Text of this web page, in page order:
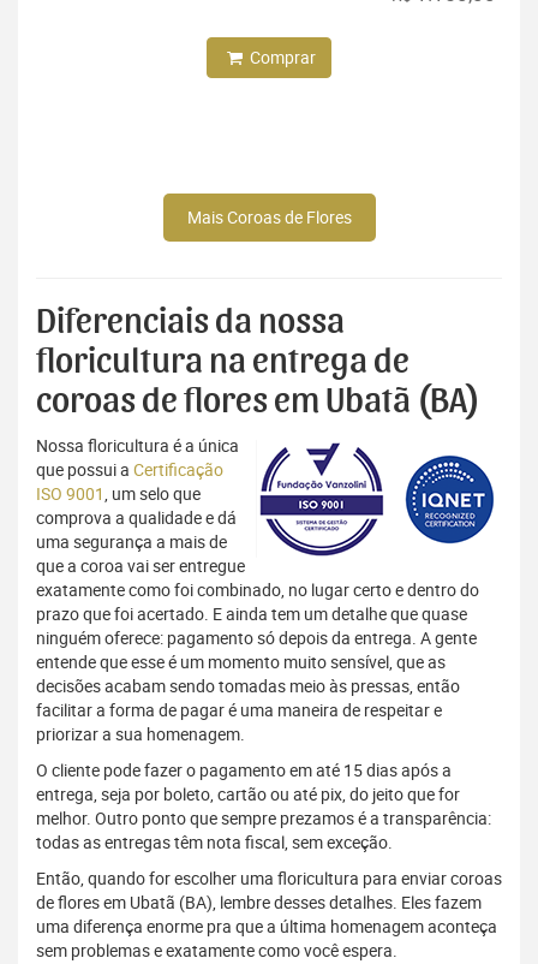
Comprar
Mais Coroas de Flores
Diferenciais da nossa
floricultura na entrega de
coroas de flores em Ubatã (BA)
Nossa floricultura é a única
que possui a Certificação
ISO 9001, um selo que
comprova a qualidade e dá
uma segurança a mais de
que a coroa vai ser entregue
exatamente como foi combinado, no lugar certo e dentro do
prazo que foi acertado. E ainda tem um detalhe que quase
ninguém oferece: pagamento só depois da entrega. A gente
entende que esse é um momento muito sensível, que as
decisões acabam sendo tomadas meio às pressas, então
facilitar a forma de pagar é uma maneira de respeitar e
priorizar a sua homenagem.
O cliente pode fazer o pagamento em até 15 dias após a
entrega, seja por boleto, cartão ou até pix, do jeito que for
melhor. Outro ponto que sempre prezamos é a transparência:
todas as entregas têm nota fiscal, sem exceção.
Então, quando for escolher uma floricultura para enviar coroas
de flores em Ubatã (BA), lembre desses detalhes. Eles fazem
uma diferença enorme pra que a última homenagem aconteça
sem problemas e exatamente como você espera.